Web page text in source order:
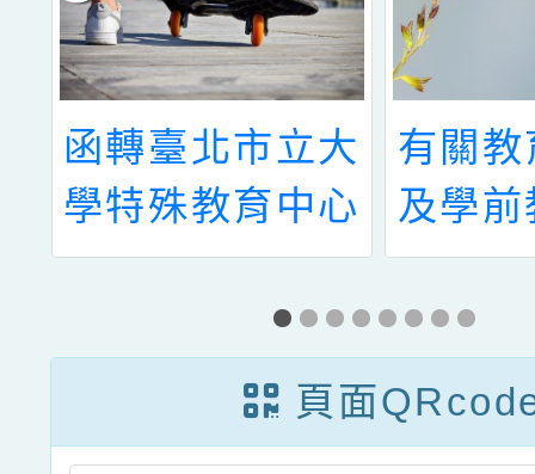
函轉臺北市立大
學特殊教育中心
辦理特教實務進
階研習相關實施
計畫，詳如說
明，請查照。
有關
及學
託國
學校
年度
暨原
頁面